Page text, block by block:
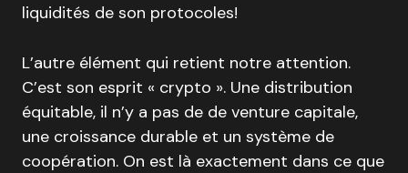
liquidités de son protocoles!
L’autre élément qui retient notre attention.
C’est son esprit « crypto ». Une distribution
équitable, il n’y a pas de de venture capitale,
une croissance durable et un système de
coopération. On est là exactement dans ce que